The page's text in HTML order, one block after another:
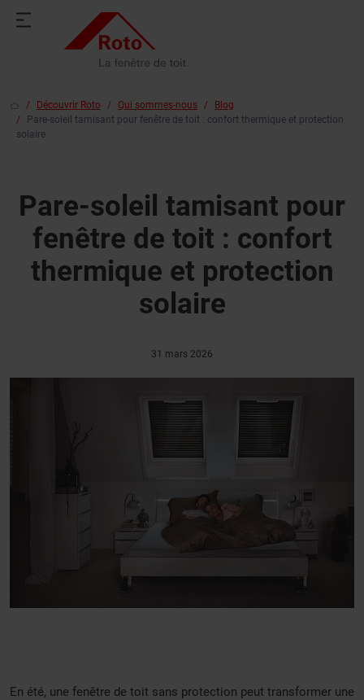
Découvrir Roto Qui sommes-nous
Blog
Pare-soleil tamisant pour fenêtre de toit : confort thermique et protection
solaire
Pare-soleil tamisant pour
fenêtre de toit : confort
thermique et protection
solaire
31 mars 2026
En été, une fenêtre de toit sans protection peut transformer une